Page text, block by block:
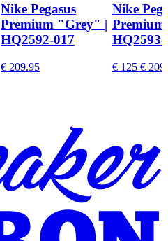
Nike Pegasus
Premium "Grey" |
HQ2592-017
€ 209.95
Nike
HQ2593-
€ 125 €